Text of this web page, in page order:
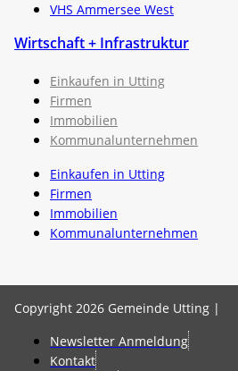
VHS Ammersee West
Wirtschaft + Infrastruktur
Einkaufen in Utting
Firmen
Immobilien
Kommunalunternehmen
Einkaufen in Utting
Firmen
Immobilien
Kommunalunternehmen
Copyright 2026 Gemeinde Utting |
Newsletter Anmeldung
Kontakt